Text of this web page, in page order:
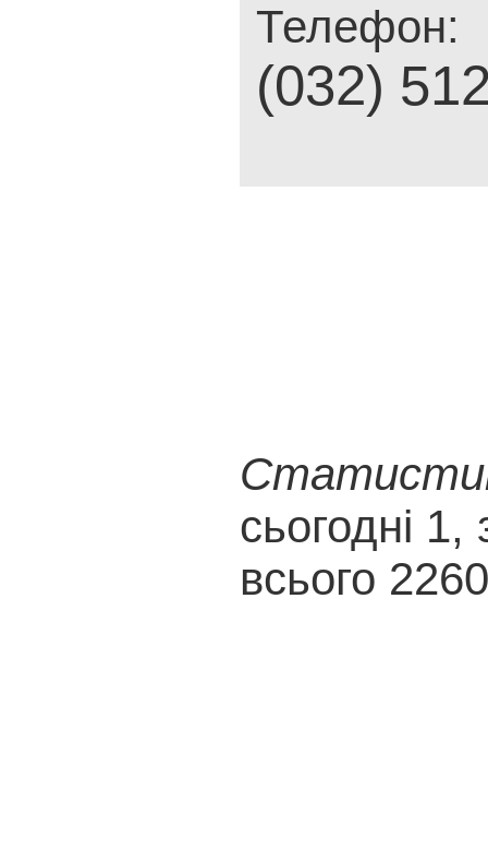
Телефон:
(032)
сьогодні 1,
всього 2260